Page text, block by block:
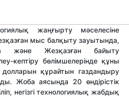
жаңғырту мәселесіне
мыс балқыту зауытында,
және Жезқазған байыту
кептіру бөлімшелерінде құны
құрайтын газдандыру
Жоба аясында 20 өндірістік
негізгі технологиялық жабдық